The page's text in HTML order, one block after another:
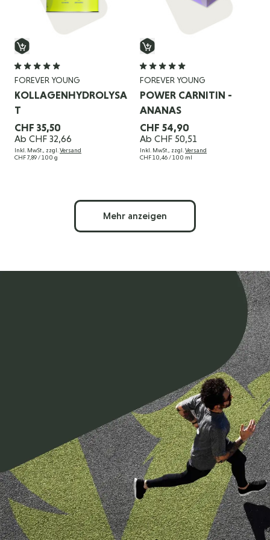
FOREVER YOUNG
KOLLAGENHYDROLYSA
T
CHF 35,50
Ab CHF 32,66
Inkl. MwSt., zzgl. Versand
CHF 7,89 / 100 g
FOREVER YOUNG
POWER CARNITIN -
ANANAS
CHF 54,90
Ab CHF 50,51
Inkl. MwSt., zzgl. Versand
CHF 10,46 / 100 ml
Mehr anzeigen